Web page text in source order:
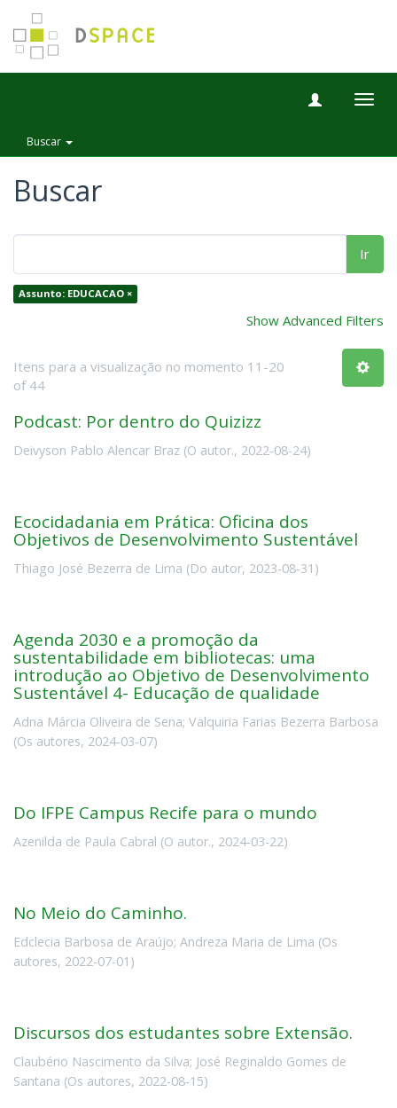
Buscar
Buscar
Ir
Assunto: EDUCACAO ×
Show Advanced Filters
Itens para a visualização no momento 11-20
of 44
Podcast: Por dentro do Quizizz
Deivyson Pablo Alencar Braz (O autor., 2022-08-24)
Ecocidadania em Prática: Oficina dos
Objetivos de Desenvolvimento Sustentável
Thiago José Bezerra de Lima (Do autor, 2023-08-31 )
Agenda 2030 e a promoção da
sustentabilidade em bibliotecas: uma
introdução ao Objetivo de Desenvolvimento
Sustentável 4- Educação de qualidade
Adna Márcia Oliveira de Sena; Valquiria Farias Bezerra Barbosa
(Os autores, 2024-03-07)
Do IFPE Campus Recife para o mundo
Azenilda de Paula Cabral (O autor., 2024-03-22)
No Meio do Caminho.
Edclecia Barbosa de Araújo; Andreza Maria de Lima (Os
autores, 2022-07-01 )
Discursos dos estudantes sobre Extensão.
Claubério Nascimento da Silva; José Reginaldo Gomes de
Santana (Os autores, 2022-08-15)